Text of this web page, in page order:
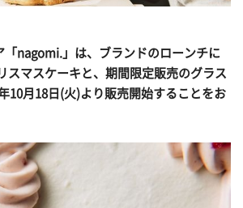
「nagomi.」は、ブランドのローンチに
スマスケーキと、期間限定販売のグラス
10月18日(火)より販売開始することをお